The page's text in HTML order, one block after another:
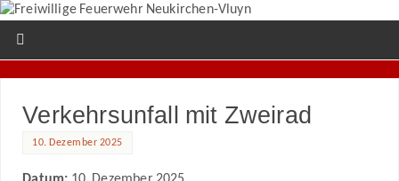
Verkehrsunfall mit Zweirad
10. Dezember 2025